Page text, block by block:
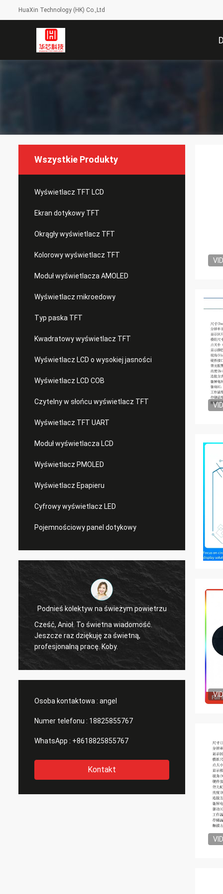
HuaXin Technology (HK) Co.,Ltd
Wszystkie Produkty
Wyświetlacz TFT LCD
Ekran dotykowy TFT
Okrągły wyświetlacz TFT
Kolorowy wyświetlacz TFT
Moduł wyświetlacza AMOLED
Wyświetlacz mikroedowy
Typ paska TFT
Kwadratowy wyświetlacz TFT
Wyświetlacz LCD o wysokiej jasności
Wyświetlacz LCD COB
Czytelny w słońcu wyświetlacz TFT
Wyświetlacz TFT UART
Moduł wyświetlacza LCD
Wyświetlacz PMOLED
Wyświetlacz Epapieru
Cyfrowy wyświetlacz LED
Pojemnościowy panel dotykowy
Podnieś kolektyw na świeżym powietrzu
Cześć, Anioł. To świetna wiadomość.
Jeszcze raz dziękuję za świetną,
profesjonalną pracę. Koby.
Tak,
znać. Jakość wyświetlacza jest
Osoba kontaktowa : angel
Numer telefonu : 18825855767
WhatsApp : +8618825855767
Kontakt